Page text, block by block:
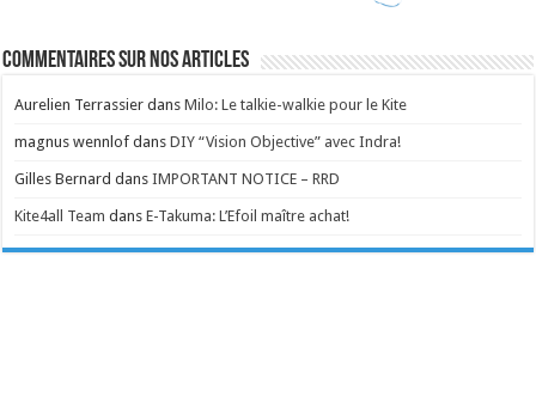
Commentaires sur nos articles
Aurelien Terrassier dansMilo: Le talkie-walkie pour le Kite
magnus wennlof dansDIY “Vision Objective” avec Indra!
Gilles Bernard dansIMPORTANT NOTICE – RRD
Kite4all Team dansE-Takuma: L’Efoil maître achat!